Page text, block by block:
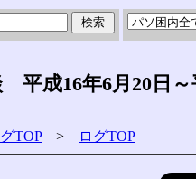
成16年6月20日～
TOP> ログTOP